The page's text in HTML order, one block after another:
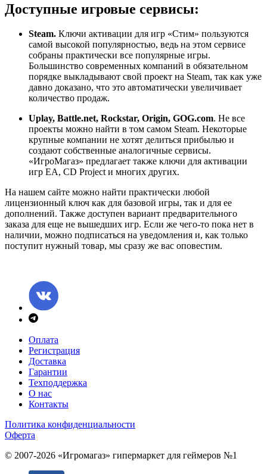
Доступные игровые сервисы:
Steam. Ключи активации для игр «Стим» пользуются
самой высокой популярностью, ведь на этом сервисе
собраны практически все популярные игры.
Большинство современных компаний в обязательном
порядке выкладывают свой проект на Steam, так как уже
давно доказано, что это автоматически увеличивает
количество продаж.
Uplay, Battle.net, Rockstar, Origin, GOG.com. Не все
проекты можно найти в том самом Steam. Некоторые
крупные компании не хотят делиться прибылью и
создают собственные аналогичные сервисы.
«ИгроМагаз» предлагает также ключи для активации
игр EA, CD Project и многих других.
На нашем сайте можно найти практически любой
лицензионный ключ как для базовой игры, так и для ее
дополнений. Также доступен вариант предварительного
заказа для еще не вышедших игр. Если же чего-то пока нет в
наличии, можно подписаться на уведомления и, как только
поступит нужный товар, мы сразу же вас оповестим.
Оплата
Регистрация
Доставка
Гарантии
Техподдержка
О нас
Контакты
Политика конфиденциальности
Оферта
© 2007-2026 «Игромагаз» гипермаркет для геймеров №1